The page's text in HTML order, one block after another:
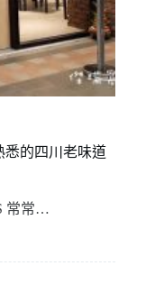
悉的四川老味道
常常…